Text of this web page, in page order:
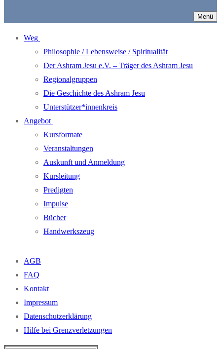
Menü
Weg
Philosophie / Lebensweise / Spiritualität
Der Ashram Jesu e.V. – Träger des Ashram Jesu
Regionalgruppen
Die Geschichte des Ashram Jesu
Unterstützer*innenkreis
Angebot
Kursformate
Veranstaltungen
Auskunft und Anmeldung
Kursleitung
Predigten
Impulse
Bücher
Handwerkszeug
AGB
FAQ
Kontakt
Impressum
Datenschutzerklärung
Hilfe bei Grenzverletzungen